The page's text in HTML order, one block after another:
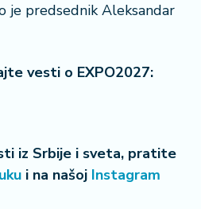
je predsednik Aleksandar
vesti o EXPO2027:
iz Srbije i sveta, pratite
i na našoj Instagram